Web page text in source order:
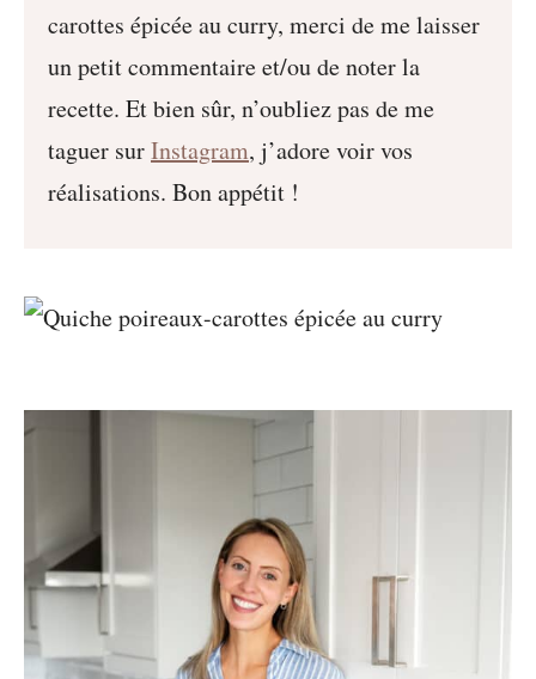
carottes épicée au curry, merci de me laisser
un petit commentaire et/ou de noter la
recette. Et bien sûr, n’oubliez pas de me
taguer surInstagram, j’adore voir vos
réalisations. Bon appétit !